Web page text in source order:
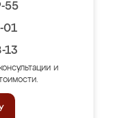
55
01
13
и